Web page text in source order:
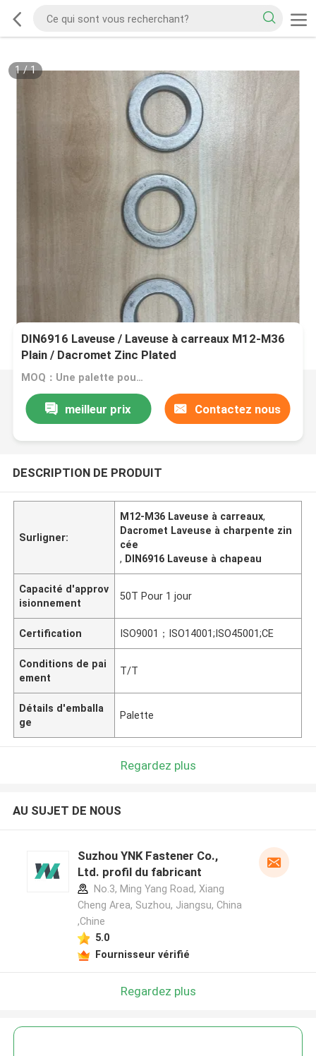
1/1
DIN6916 Laveuse / Laveuse à carreaux M12-M36
Plain / Dacromet Zinc Plated
MOQ：Une palette pour une taille
meilleur prix Contactez nous
DESCRIPTION DE PRODUIT
Surligner:
M12-M36 Laveuse à carreaux,
Dacromet Laveuse à charpente zin
cée
, DIN6916 Laveuse à chapeau
Capacité d'approv
isionnement
50T Pour 1 jour
Certification ISO9001；ISO14001;ISO45001;CE
Conditions de pai
ement
T/T
Détails d'emballa
ge
Palette
Regardez plus
AU SUJET DE NOUS
Suzhou YNK Fastener Co.,
Ltd. profil du fabricant
No.3, Ming Yang Road, Xiang
Cheng Area, Suzhou, Jiangsu, China
,Chine
5.0
Fournisseur vérifié
Regardez plus